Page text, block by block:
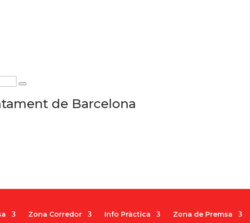
de Barcelona
Zona Corredor Info Pràctica Zona de Premsa